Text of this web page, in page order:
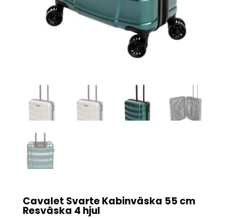
Cavalet Svarte Kabinväska 55 cm
Resväska 4 hjul